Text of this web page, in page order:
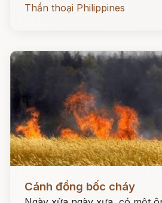
Thần thoại Philippines
Cánh đồng bốc cháy